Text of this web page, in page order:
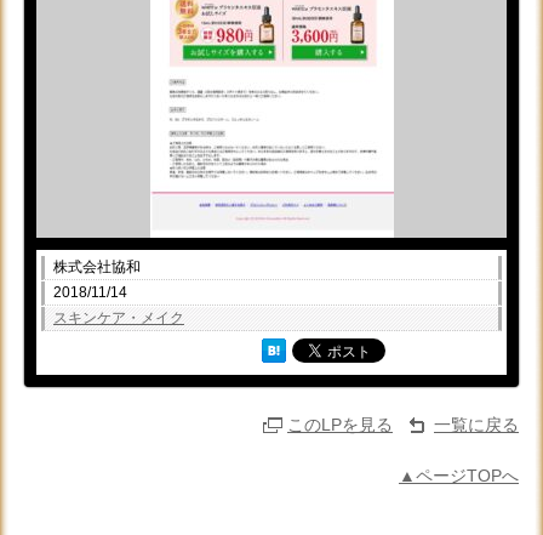
株式会社協和
2018/11/14
スキンケア・メイク
このLPを見る 一覧に戻る
▲ページTOPへ